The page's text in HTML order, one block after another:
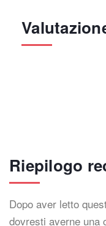
Riepilogo
Dopo aver letto
dovresti averne una